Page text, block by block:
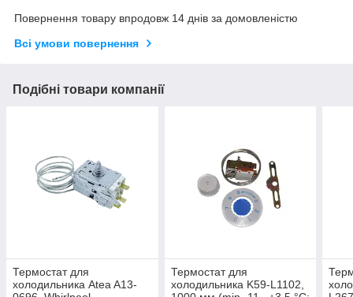
Повернення товару впродовж 14 днів за домовленістю
Всі умови повернення
Подібні товари компанії
Термостат для
холодильника Atea A13-
Термостат для
холодильника K59-L1102,